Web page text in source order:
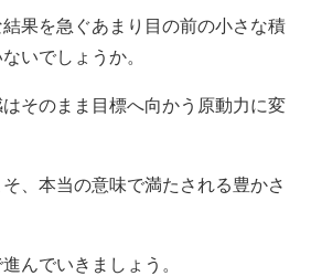
果を急ぐあまり目の前の小さな積
いでしょうか。
そのまま目標へ向かう原動力に変
、本当の意味で満たされる豊かさ
んでいきましょう。